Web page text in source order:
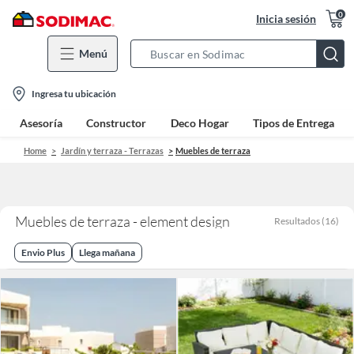
Inicia sesión 0
Menú
Bar
location-
icon
Ingresa tu ubicación
Asesoría Constructor Deco Hogar Tipos de Entrega
Home Jardín y terraza - Terrazas Muebles de terraza
Muebles de terraza - element design Resultados (16)
Envio Plus Llega mañana